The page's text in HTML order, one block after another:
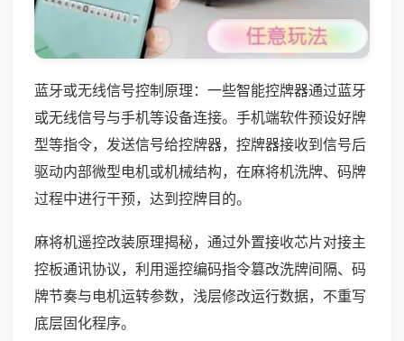
蓝牙或无线信号控制原理：一些智能控牌器通过蓝牙
或无线信号与手机等设备连接。手机端软件预设好牌
型等指令，发送信号给控牌器，控牌器接收到信号后
驱动内部微型电机或机械结构，在麻将机洗牌、码牌
过程中进行干预，达到控牌目的。
麻将机遥控改装原理揭秘，通过外置接收芯片对接主
控板通讯协议，利用遥控编码指令篡改洗牌间隔、码
牌节奏与电机运转参数，浅层修改运行数据，不重写
底层固化程序。